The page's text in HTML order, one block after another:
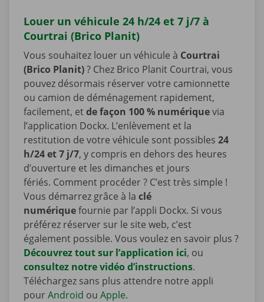
Louer un véhicule 24 h/24 et 7 j/7 à
Courtrai (Brico Planit)
Vous souhaitez louer un véhicule à Courtrai
(Brico Planit)? Chez Brico Planit Courtrai, vous
pouvez désormais réserver votre camionnette
ou camion de déménagement rapidement,
facilement, etde façon 100 % numériquevia
l’application Dockx. L’enlèvement et la
restitution de votre véhicule sont possibles 24
h/24 et 7 j/7, y compris en dehors des heures
d’ouverture et les dimanches et jours
fériés. Comment procéder ? C’est très simple !
Vous démarrez grâce à la clé
numériquefournie par l’appli Dockx. Si vous
préférez réserver sur le site web, c’est
également possible. Vous voulez en savoir plus ?
Découvrez tout sur l’application ici, ou
consultez notre vidéo d’instructions.
Téléchargez sans plus attendre notre appli
pourAndroid ou Apple.